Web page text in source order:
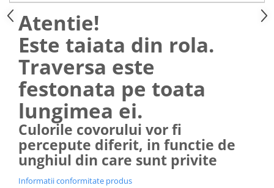
Atentie!
Este taiata din rola.
Traversa este
festonata pe toata
lungimea ei.
Culorile covorului vor fi
percepute diferit, in functie de
unghiul din care sunt privite
Informatii conformitate produs